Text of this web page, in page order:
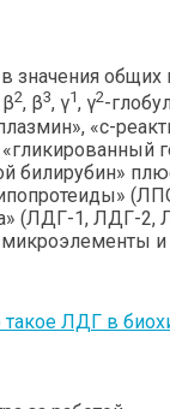
общих
β2, β3, γ1, γ2-
«с-
билирубин»
(ЛДГ-1, ЛДГ-
микроэлементы
такое ЛДГ в